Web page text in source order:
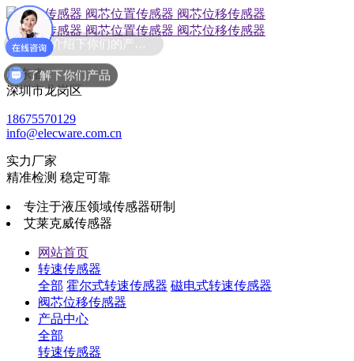
广东省
深圳市龙岗区
18675570129
info@elecware.com.cn
实力厂家
精准检测 稳定可靠
专注于液压领域传感器研制
艾莱克威传感器
网站首页
转速传感器
全部 霍尔式转速传感器 磁电式转速传感器
阀芯位移传感器
产品中心
全部
转速传感器
了解下你们产品